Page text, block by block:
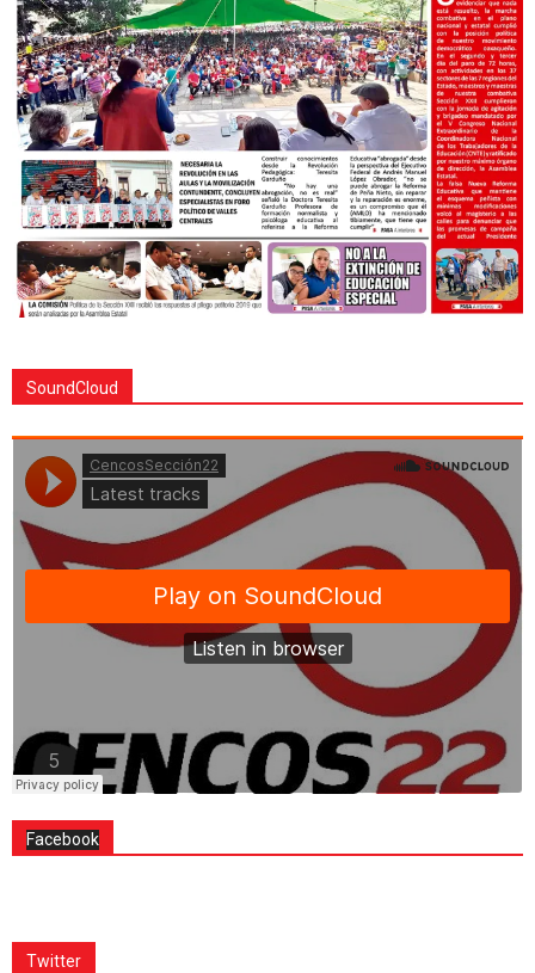
SoundCloud
Facebook
Twitter